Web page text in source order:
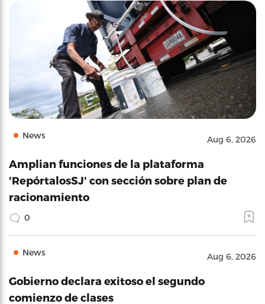
News Aug 6, 2026
Amplian funciones de la plataforma
'RepórtalosSJ' con sección sobre plan de
racionamiento
0
News Aug 6, 2026
Gobierno declara exitoso el segundo
comienzo de clases